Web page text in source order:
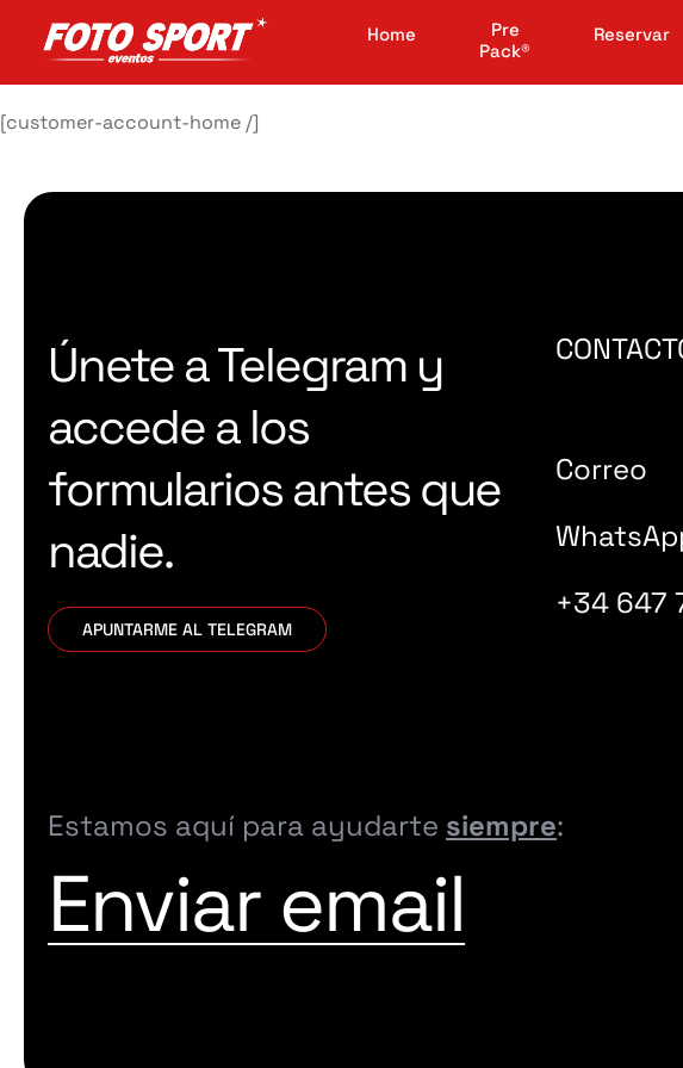
Home
Pre
Pack®
Reservar
[customer-account-home /]
Únete a Telegram y
accede a los
formularios antes que
nadie.
APUNTARME AL TELEGRAM
Correo
+34 647
Estamos aquí para ayudarte siempre:
Enviar email